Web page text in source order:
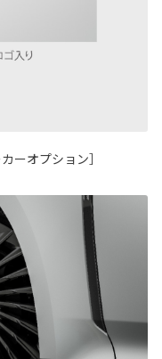
ーオプション］